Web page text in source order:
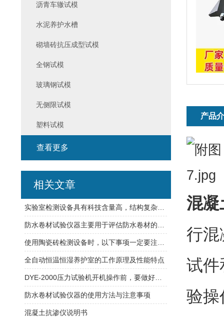
产品
混凝
行混
试件
验操
沥青车辙试模
水泥养护水槽
砌墙砖抗压成型试模
全钢试模
玻璃钢试模
无侧限试模
塑料试模
查看更多
相关文章
全自动恒温恒湿养护室的工作原理及性能特点
防水卷材试验仪器的使用方法与注意事项
混凝土抗渗仪说明书